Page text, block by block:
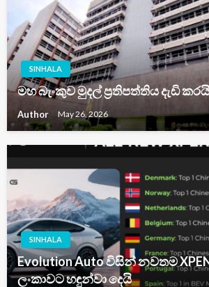
SINHALA
මහ බැංකුව මුදල් ප්‍රතිපත්තිය දැඩි කරයි
Author May 26, 2026
SINHALA
Evolution Auto විසින් නවතම
ලංකාවට හඳුන්වා දෙයි